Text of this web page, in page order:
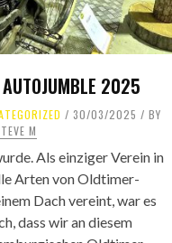
2025
30/03/2025
BY
M
Als einziger Verein in
Arten von Oldtimer-
Dach vereint, war es
dass wir an diesem